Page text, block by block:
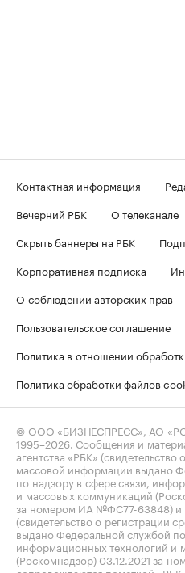
Контактная информация
Вечерний РБК
О телеканале
Скрыть баннеры на РБК
Корпоративная подписка
О соблюдении авторских прав
Пользовательское соглашение
Политика в отношении
Политика обработки файлов
© ООО «БИЗНЕСПРЕСС», АО
1995–2026 . Сообщения и
агентства «РБК» (свидетельство
массовой информации выдано
по надзору в сфере связи,
и массовых коммуникаций
за номером ИА №ФС77-63848) и
(свидетельство о регистрации
выдано Федеральной службой
информационных технологий и
(Роскомнадзор) 03.12.2021 за